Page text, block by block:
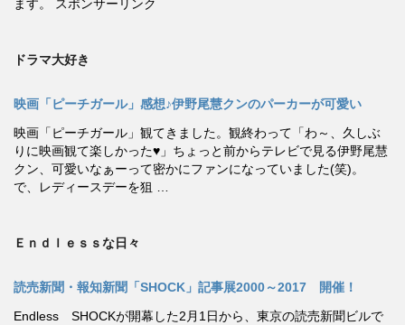
ます。 スポンサーリンク
ドラマ大好き
映画「ピーチガール」感想♪伊野尾慧クンのパーカーが可愛い
映画「ピーチガール」観てきました。観終わって「わ～、久しぶ
りに映画観て楽しかった♥」ちょっと前からテレビで見る伊野尾慧
クン、可愛いなぁーって密かにファンになっていました(笑)。
で、レディースデーを狙 …
Ｅｎｄｌｅｓｓな日々
読売新聞・報知新聞「SHOCK」記事展2000～2017 開催！
Endless SHOCKが開幕した2月1日から、東京の読売新聞ビルで